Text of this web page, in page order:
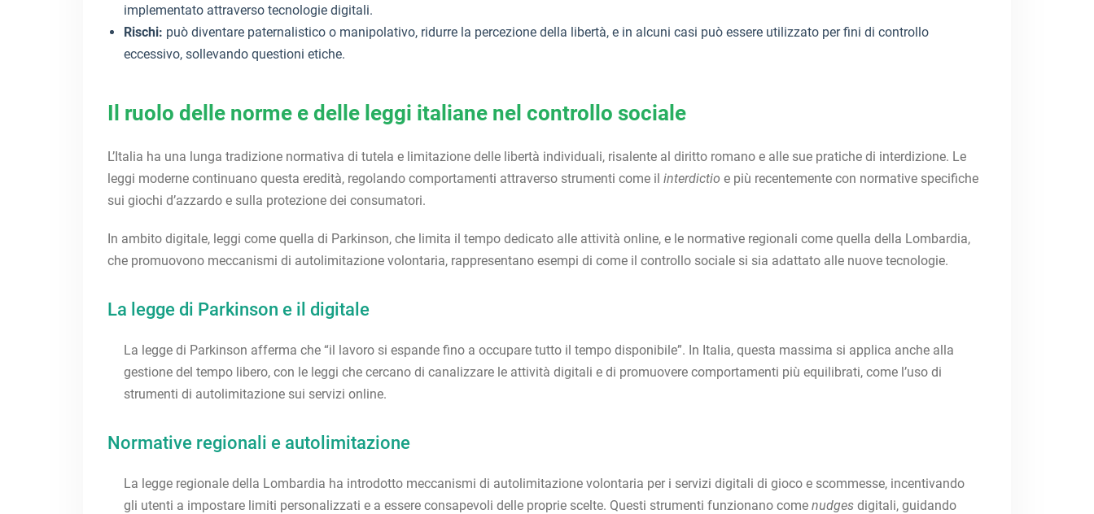
implementato attraverso tecnologie digitali.
Rischi: può diventare paternalistico o manipolativo, ridurre la percezione della libertà, e in alcuni casi può essere utilizzato per fini di controllo
eccessivo, sollevando questioni etiche.
Il ruolo delle norme e delle leggi italiane nel controllo sociale
L’Italia ha una lunga tradizione normativa di tutela e limitazione delle libertà individuali, risalente al diritto romano e alle sue pratiche di interdizione. Le
leggi moderne continuano questa eredità, regolando comportamenti attraverso strumenti come il interdictio e più recentemente con normative specifiche
sui giochi d’azzardo e sulla protezione dei consumatori.
In ambito digitale, leggi come quella di Parkinson, che limita il tempo dedicato alle attività online, e le normative regionali come quella della Lombardia,
che promuovono meccanismi di autolimitazione volontaria, rappresentano esempi di come il controllo sociale si sia adattato alle nuove tecnologie.
La legge di Parkinson e il digitale
La legge di Parkinson afferma che “il lavoro si espande fino a occupare tutto il tempo disponibile”. In Italia, questa massima si applica anche alla
gestione del tempo libero, con le leggi che cercano di canalizzare le attività digitali e di promuovere comportamenti più equilibrati, come l’uso di
strumenti di autolimitazione sui servizi online.
Normative regionali e autolimitazione
La legge regionale della Lombardia ha introdotto meccanismi di autolimitazione volontaria per i servizi digitali di gioco e scommesse, incentivando
gli utenti a impostare limiti personalizzati e a essere consapevoli delle proprie scelte. Questi strumenti funzionano come nudges digitali, guidando